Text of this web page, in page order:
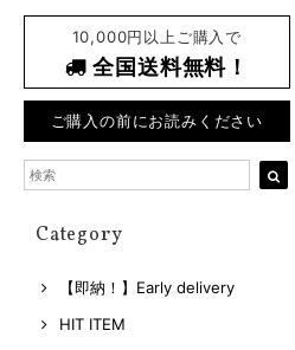
10,000円以上ご購入で
全国送料無料！
ご購入の前にお読みください
Category
【即納！】Early delivery
HIT ITEM